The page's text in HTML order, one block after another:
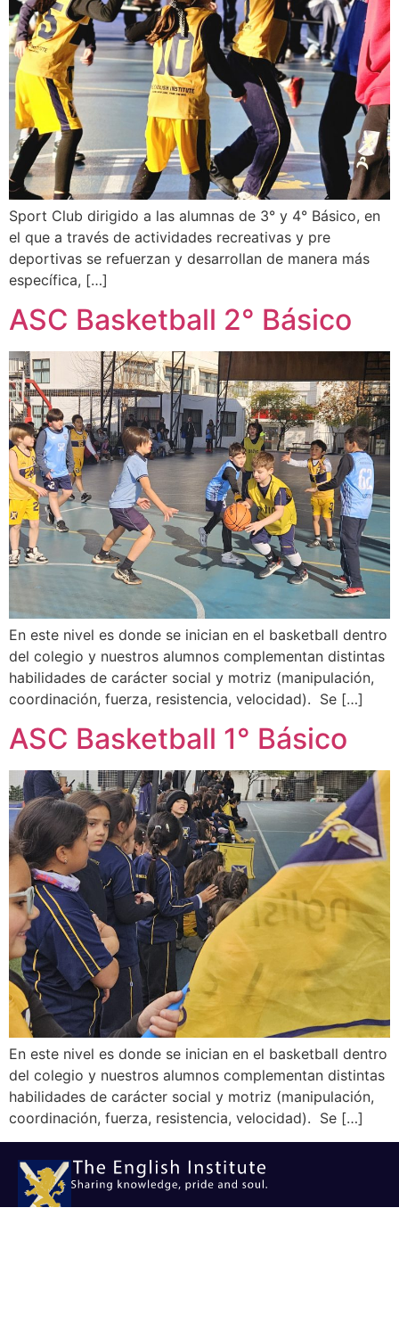
Sport Club dirigido a las alumnas de 3° y 4° Básico, en
el que a través de actividades recreativas y pre
deportivas se refuerzan y desarrollan de manera más
específica, […]
ASC Basketball 2° Básico
En este nivel es donde se inician en el basketball dentro
del colegio y nuestros alumnos complementan distintas
habilidades de carácter social y motriz (manipulación,
coordinación, fuerza, resistencia, velocidad). Se […]
ASC Basketball 1° Básico
En este nivel es donde se inician en el basketball dentro
del colegio y nuestros alumnos complementan distintas
habilidades de carácter social y motriz (manipulación,
coordinación, fuerza, resistencia, velocidad). Se […]